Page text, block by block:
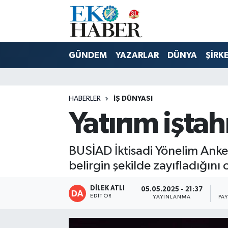
GÜNDEM YAZARLAR DÜNYA
HABERLER İŞ DÜNYASI
Yatırım
BUSİAD İktisadi Yönelim
belirgin şekilde
DİLEK ATLI
EDITÖR
05.05.2025 - 21:37
YAYINLANMA
Hava Durumu
Tüm Manşetler
Son Dakika Haberleri
Haber Arşivi